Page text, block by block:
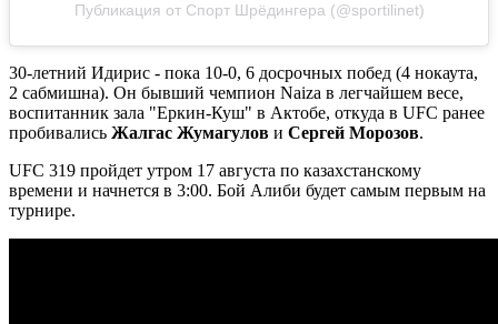
Публикация от Спорт Шрёдингера (@sportilinet)
30-летний Идирис - пока 10-0, 6 досрочных побед (4 нокаута,
2 сабмишна). Он бывший чемпион Naiza в легчайшем весе,
воспитанник зала "Еркин-Куш" в Актобе, откуда в UFC ранее
пробивались Жалгас Жумагулов и Сергей Морозов.
UFC 319 пройдет утром 17 августа по казахстанскому
времени и начнется в 3:00. Бой Алиби будет самым первым на
турнире.